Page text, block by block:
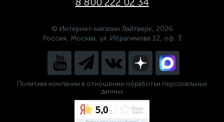
© Интернет-магазин Лайтверк, 2026
Россия, Москва, ул. Ибрагимова 12, оф. 3
Политика компании в отношении обработки персональных
данных